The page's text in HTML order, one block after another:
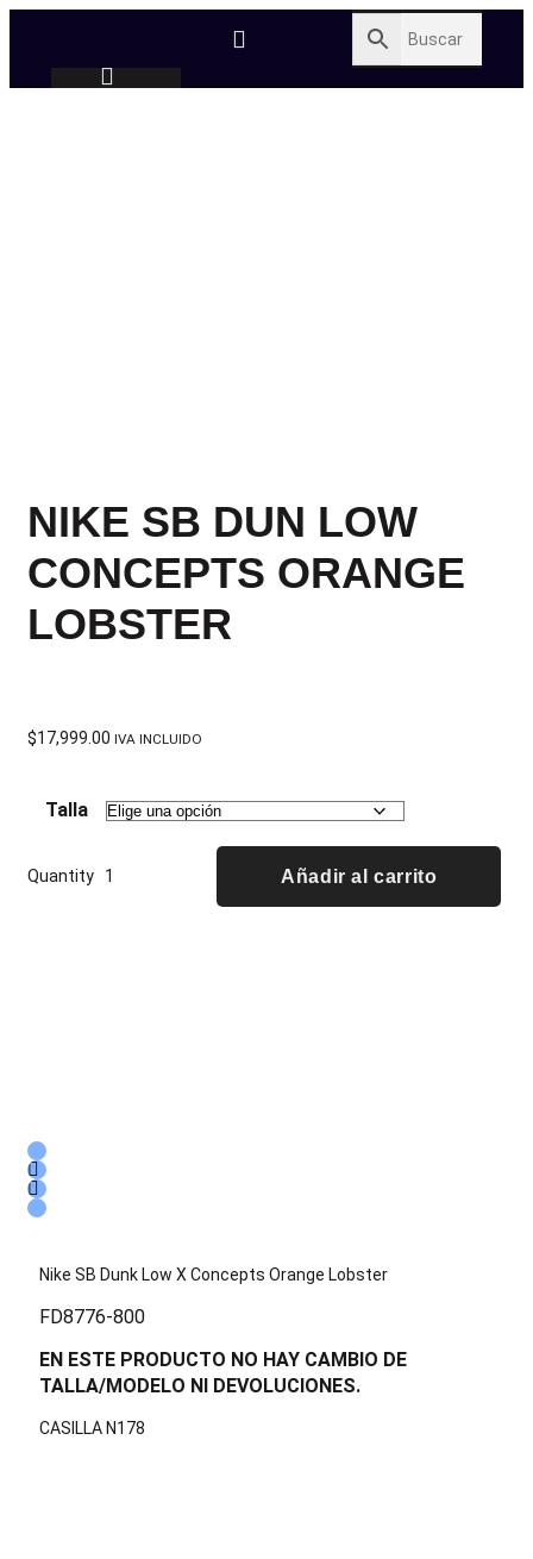
NIKE SB DUN LOW
CONCEPTS ORANGE
LOBSTER
$17,999.00 IVA INCLUIDO
Talla
Quantity Añadir al carrito
Nike SB Dunk Low X Concepts Orange Lobster
FD8776-800
EN ESTE PRODUCTO NO HAY CAMBIO DE
TALLA/MODELO NI DEVOLUCIONES.
CASILLA N178